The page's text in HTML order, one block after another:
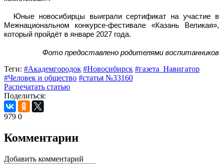
Юные новосибирцы выиграли сертификат на участие в
Межнациональном конкурсе-фестивале «Казань Великая»,
который пройдёт в январе 2027 года.
Фото предоставлено родителями воспитанников
Теги: #Академгородок #Новосибирск #газета_Навигатор
#Человек и общество #статья №33160
Распечатать статью
Поделиться:
979 0
Комментарии
Добавить комментарий